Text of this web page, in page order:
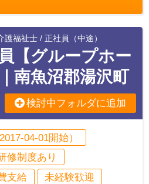
福祉士 / 正社員（中途）
【グループホー
南魚沼郡湯沢町
検討中フォルダに追加
04-01開始）
修制度あり
支給
未経験歓迎